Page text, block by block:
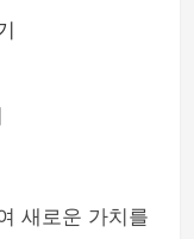
새로운 가치를